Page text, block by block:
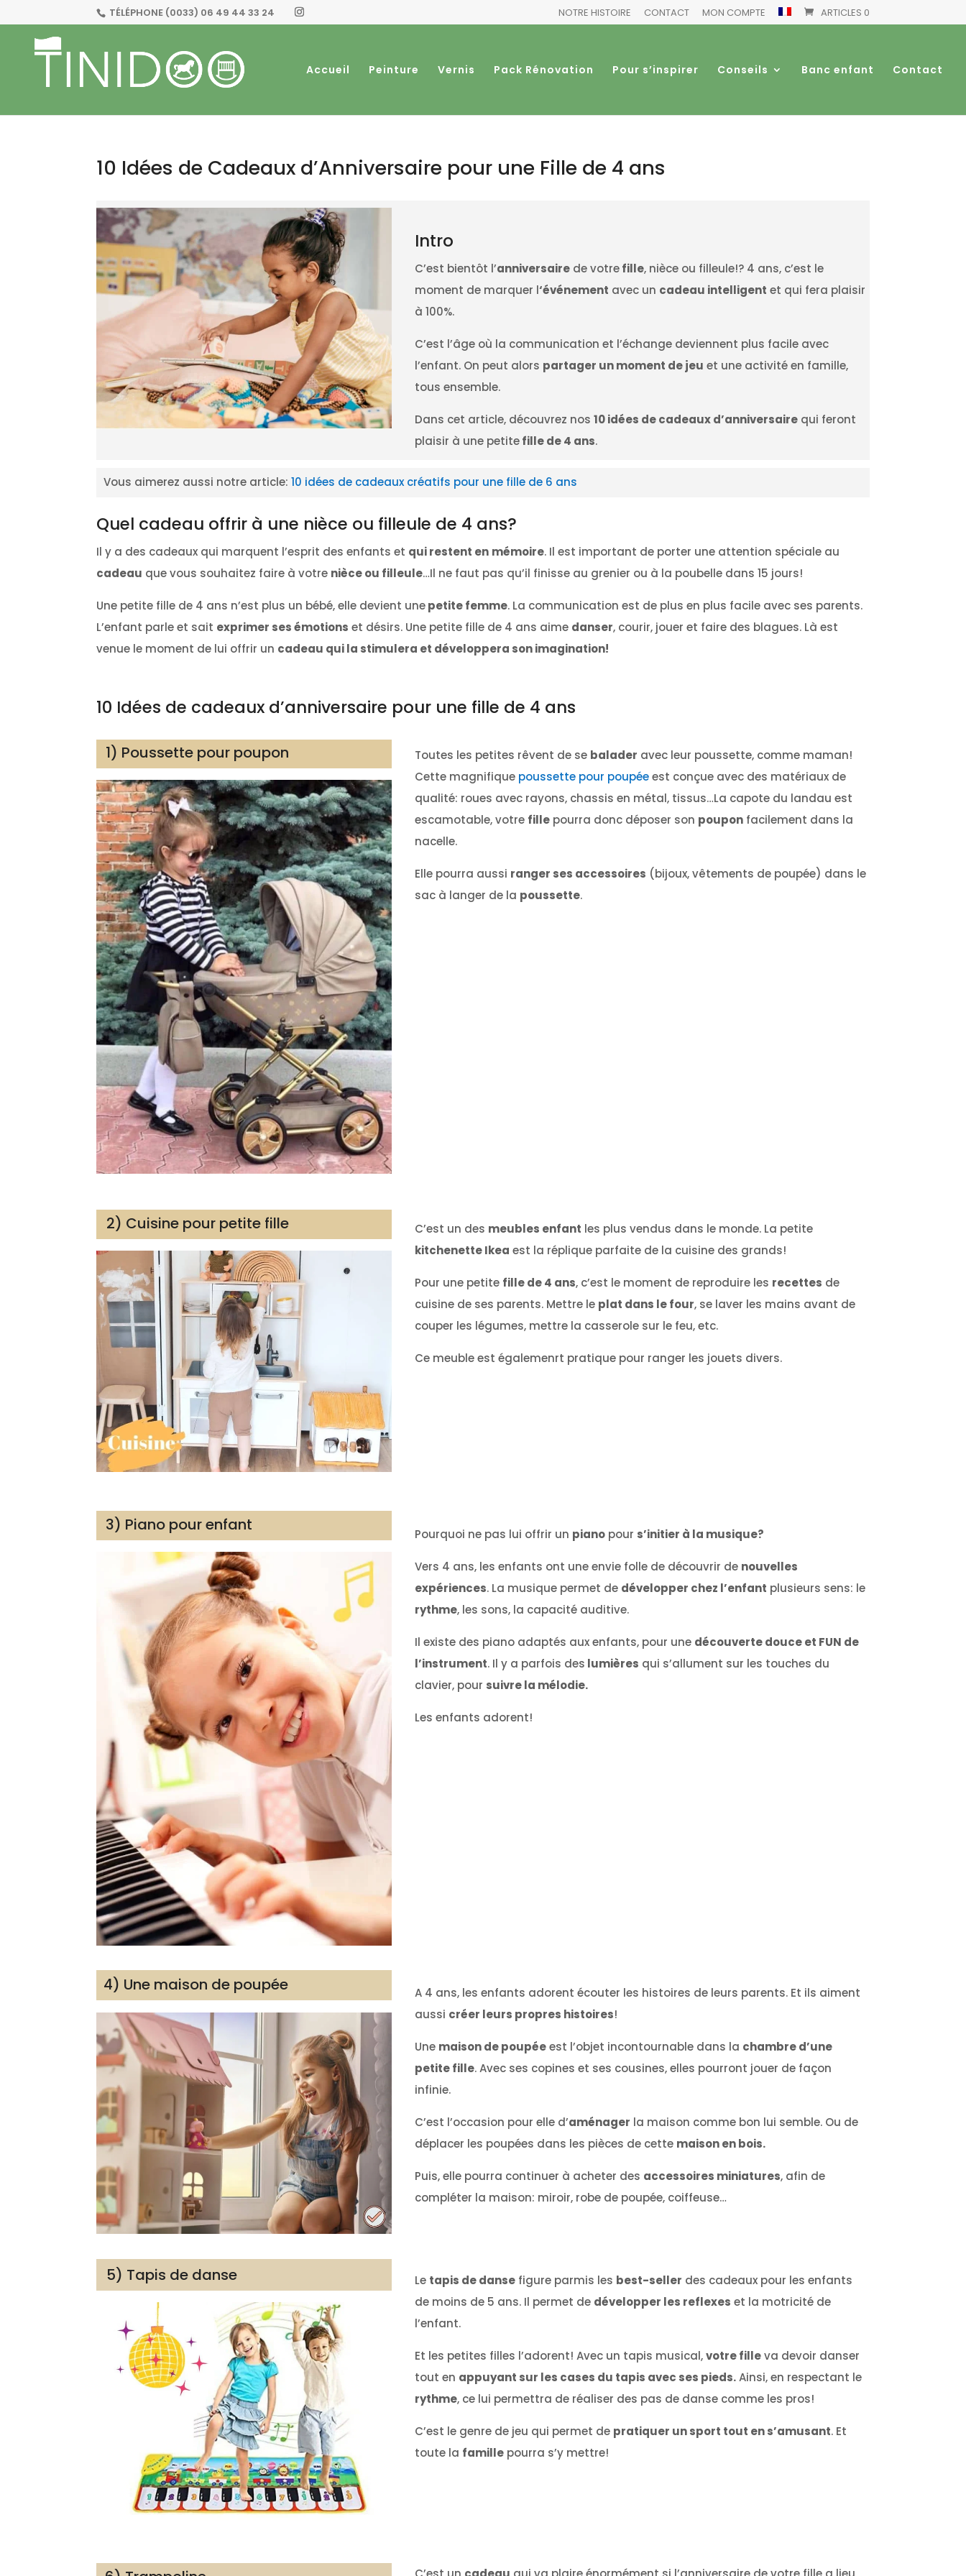
TÉLÉPHONE (0033) 06 49 44 33 24 NOTRE HISTOIRE CONTACT MON COMPTE ARTICLES 0
Accueil Peinture Vernis Pack Rénovation Pour s’inspirer Conseils Banc enfant Contact
10 Idées de Cadeaux d’Anniversaire pour une Fille de 4 ans
Intro
C’est bientôt l’anniversaire de votrefille, nièce ou filleule!? 4 ans, c’est le
moment de marquer l‘événement avec un cadeau intelligent et qui fera plaisir
à 100%.
C’est l’âge où la communication et l’échange deviennent plus facile avec
l’enfant. On peut alors partager un moment de jeu et une activité en famille,
tous ensemble.
Dans cet article, découvrez nos10 idées de cadeaux d’anniversaire qui feront
plaisir à une petitefille de 4 ans.
Vous aimerez aussi notre article:10 idées de cadeaux créatifs pour une fille de 6 ans
Quel cadeau offrir à une nièce ou filleule de 4 ans?
Il y a des cadeaux qui marquent l’esprit des enfants et qui restent en mémoire. Il est important de porter une attention spéciale au
cadeau que vous souhaitez faire à votre nièce ou filleule…Il ne faut pas qu’il finisse au grenier ou à la poubelle dans 15 jours!
Une petite fille de 4 ans n’est plus un bébé, elle devient unepetite femme. La communication est de plus en plus facile avec ses parents.
L’enfant parle et sait exprimer ses émotions et désirs. Une petite fille de 4 ans aime danser, courir, jouer et faire des blagues. Là est
venue le moment de lui offrir un cadeau qui la stimulera et développera son imagination!
10 Idées de cadeaux d’anniversaire pour une fille de 4 ans
1) Poussette pour poupon Toutes les petites rêvent de se balader avec leur poussette, comme maman!
Cette magnifique poussette pour poupéeest conçue avec des matériaux de
qualité: roues avec rayons, chassis en métal, tissus…La capote du landau est
escamotable, votre fille pourra donc déposer son poupon facilement dans la
nacelle.
Elle pourra aussi ranger ses accessoires (bijoux, vêtements de poupée) dans le
sac à langer de la poussette.
2) Cuisine pour petite fille C’est un des meubles enfant les plus vendus dans le monde. La petite
kitchenette Ikea est la réplique parfaite de la cuisine des grands!
Pour une petite fille de 4 ans, c’est le moment de reproduire les recettes de
cuisine de ses parents. Mettre le plat dans le four, se laver les mains avant de
couper les légumes, mettre la casserole sur le feu, etc.
Ce meuble est égalemenrt pratique pour ranger les jouets divers.
3) Piano pour enfant Pourquoi ne pas lui offrir un piano pour s’initier à la musique?
Vers 4 ans, les enfants ont une envie folle de découvrir de nouvelles
expériences. La musique permet de développer chez l’enfant plusieurs sens: le
rythme, les sons, la capacité auditive.
Il existe des piano adaptés aux enfants, pour une découverte douce et FUN de
l’instrument. Il y a parfois des lumières qui s’allument sur les touches du
clavier, pour suivre la mélodie.
Les enfants adorent!
4) Une maison de poupée
A 4 ans, les enfants adorent écouter les histoires de leurs parents. Et ils aiment
aussi créer leurs propres histoires!
Une maison de poupéeest l’objet incontournable dans la chambre d’une
petite fille. Avec ses copines et ses cousines, elles pourront jouer de façon
infinie.
C’est l’occasion pour elle d’aménager la maison comme bon lui semble. Ou de
déplacer les poupées dans les pièces de cette maison en bois.
Puis, elle pourra continuer à acheter des accessoires miniatures, afin de
compléter la maison: miroir, robe de poupée, coiffeuse…
5) Tapis de danse Le tapis de danse figure parmis les best-seller des cadeaux pour les enfants
de moins de 5 ans. Il permet de développer les reflexes et la motricité de
l’enfant.
Et les petites filles l’adorent! Avec un tapis musical,votre filleva devoir danser
tout en appuyant sur les cases du tapis avec ses pieds.Ainsi, en respectant le
rythme, ce lui permettra de réaliser des pas de danse comme les pros!
C’est le genre de jeu qui permet de pratiquer un sport tout en s’amusant. Et
toute la famille pourra s’y mettre!